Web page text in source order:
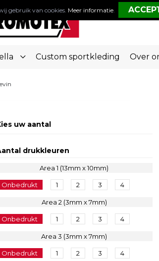
Custom sportkleding Over
uw aantal
drukkleuren
Area 1 (13mm x 10mm)
Onbedrukt 1 2 3 4
Area 2 (3mm x 7mm)
Onbedrukt 1 2 3 4
Area 3 (3mm x 7mm)
Onbedrukt 1 2 3 4
gebruik van cookies. Meer informatie.